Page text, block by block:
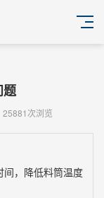
题
25881次浏览
间，降低料筒温度